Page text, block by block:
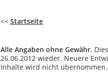
<< Startseite
Alle Angaben ohne Gewähr.
26.06.2012 wieder. Neuere
Inhalte wird nicht übernommen.